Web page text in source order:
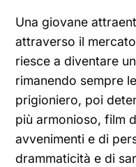
Una giovane
attraverso il
riesce a diventare
rimanendo sempre
prigioniero, poi
più armonioso, film
avvenimenti e di
drammaticità e di